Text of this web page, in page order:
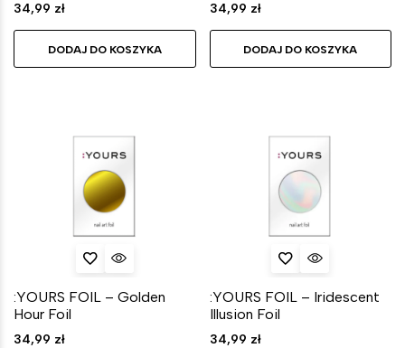
34,99 zł
DODAJ DO KOSZYKA
34,99 zł
DODAJ DO KOSZYKA
:YOURS FOIL – Golden
Hour Foil
34,99 zł
:YOURS FOIL – Iridescent
Illusion Foil
34,99 zł